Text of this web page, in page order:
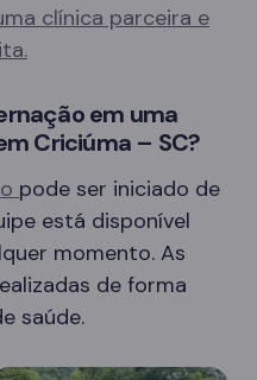
clínica parceira e
em uma
Criciúma – SC?
pode ser iniciado de
está disponível
momento. As
de forma
saúde.